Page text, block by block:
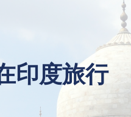
印度旅行